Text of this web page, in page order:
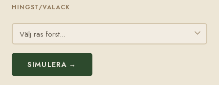
HINGST/VALACK
SIMULERA →